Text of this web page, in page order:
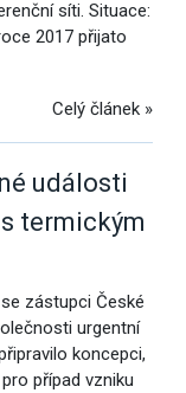
síti. Situace:
2017 přijato
Celý článek »
události
termickým
zástupci České
urgentní
koncepci,
případ vzniku